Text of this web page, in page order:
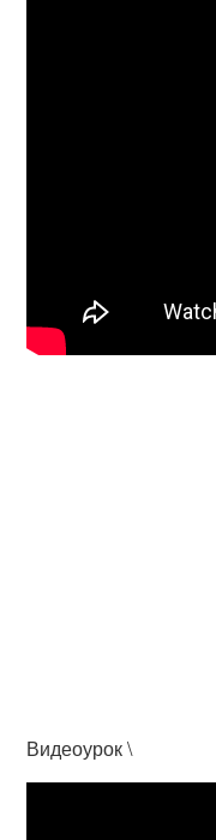
Видеоурок \